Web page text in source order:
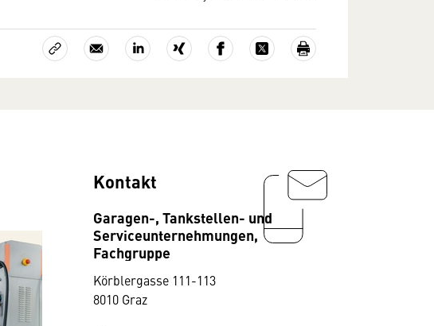
Kontakt
Garagen-, Tankstellen- und
Serviceunternehmungen,
Fachgruppe
Körblergasse 111-113
8010 Graz